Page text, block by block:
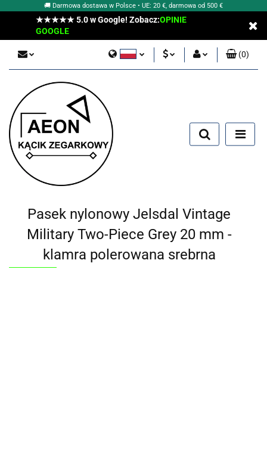
🚚 Darmowa dostawa w Polsce • UE: 20 €, darmowa od 500 €
★★★★★ 5.0 w Google! Zobacz:OPINIE
GOOGLE
English
Dodaj zgłoszenie
(0)
Pasek nylonowy Jelsdal Vintage
Military Two-Piece Grey 20 mm -
klamra polerowana srebrna